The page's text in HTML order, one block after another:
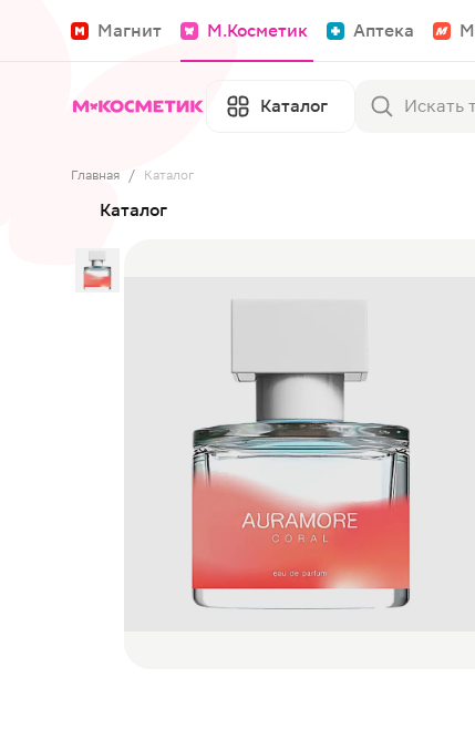
Магнит М.Косметик Аптека
Каталог
Главная / Каталог
Каталог